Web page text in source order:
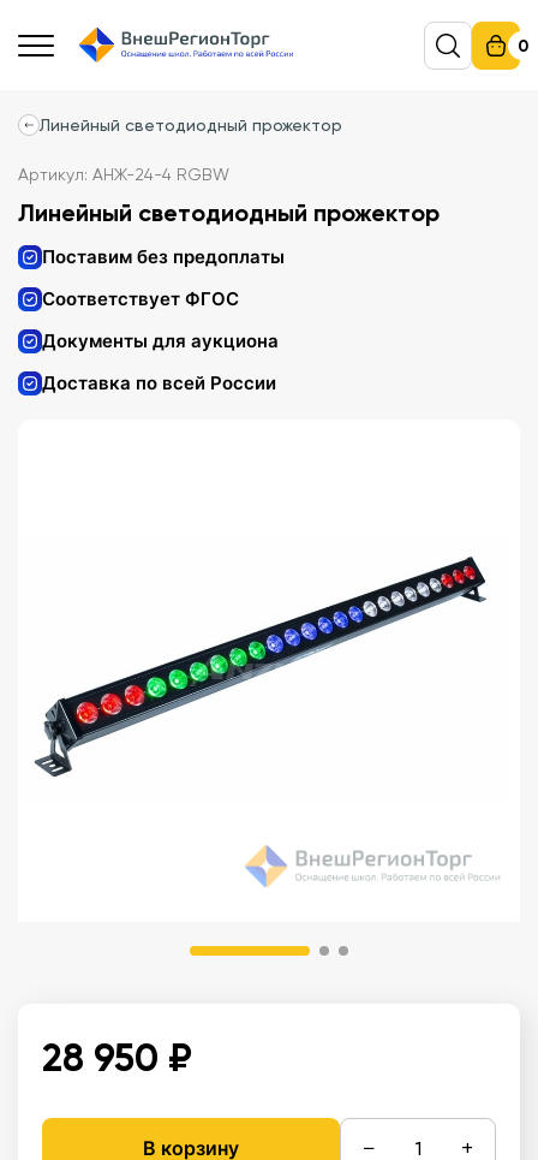
0
Линейный светодиодный прожектор
Артикул: АНЖ-24-4 RGBW
Линейный светодиодный прожектор
Поставим без предоплаты
Соответствует ФГОС
Документы для аукциона
Доставка по всей России
28 950 ₽
В корзину − +